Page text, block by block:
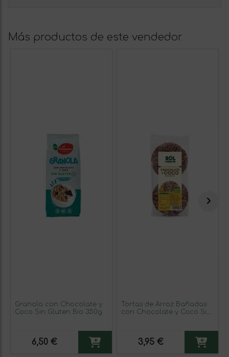
Más productos de este vendedor
Granola con Chocolate y
Coco Sin Gluten Bio 350g
6,50 €
Tortas de Arroz Bañadas
con Chocolate y Coco Sin
3,95 €